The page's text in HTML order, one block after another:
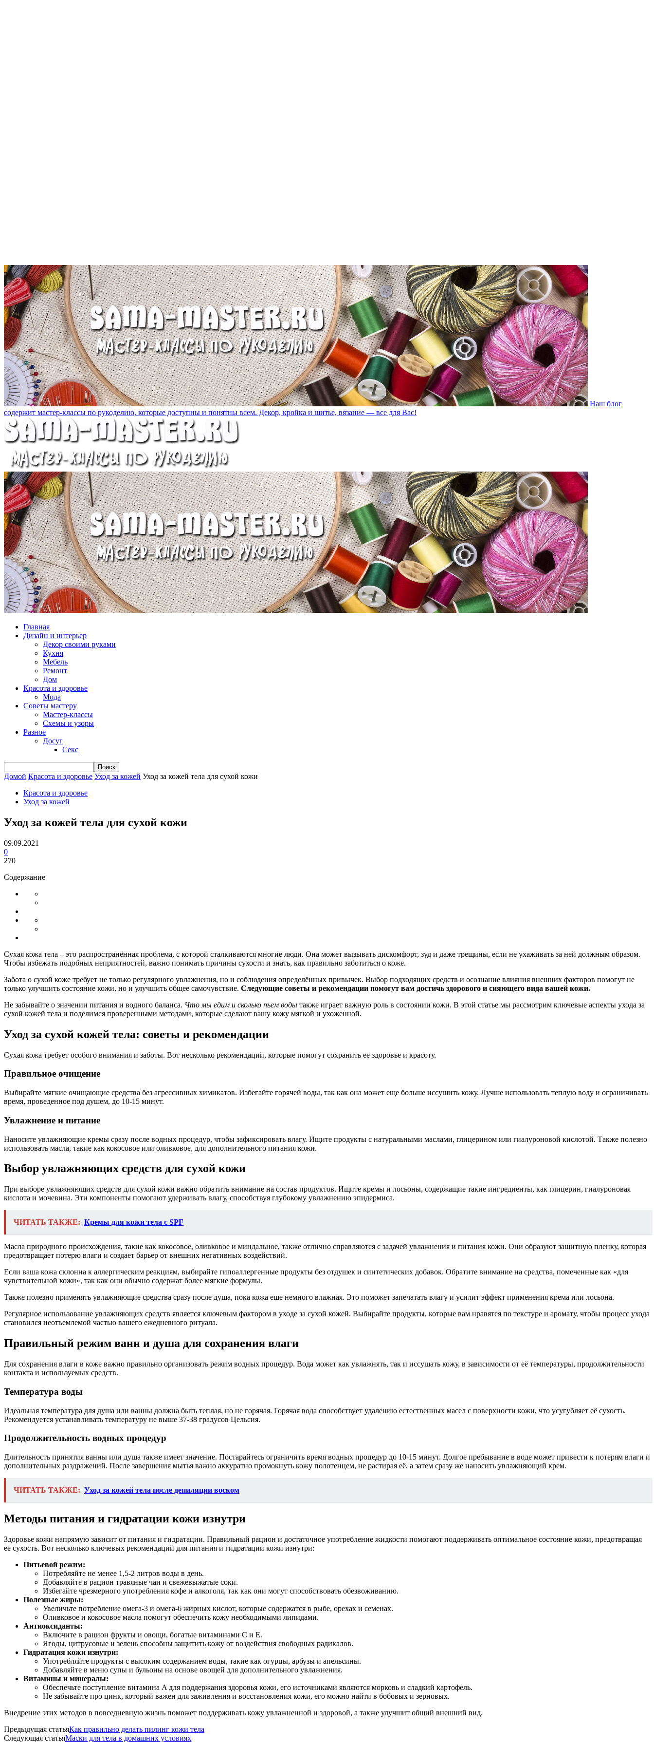
Наш блог
содержит мастер-классы по рукоделию, которые доступны и понятны всем. Декор, кройка и шитье, вязание — все для Вас!
Главная
Дизайн и интерьер
Декор своими руками
Кухня
Мебель
Ремонт
Дом
Красота и здоровье
Мода
Советы мастеру
Мастер-классы
Схемы и узоры
Разное
Досуг
Секс
Домой Красота и здоровье Уход за кожей Уход за кожей тела для сухой кожи
Красота и здоровье
Уход за кожей
Уход за кожей тела для сухой кожи
09.09.2021
0
270
Содержание
Сухая кожа тела – это распространённая проблема, с которой сталкиваются многие люди. Она может вызывать дискомфорт, зуд и даже трещины, если не ухаживать за ней должным образом.
Чтобы избежать подобных неприятностей, важно понимать причины сухости и знать, как правильно заботиться о коже.
Забота о сухой коже требует не только регулярного увлажнения, но и соблюдения определённых привычек. Выбор подходящих средств и осознание влияния внешних факторов помогут не
только улучшить состояние кожи, но и улучшить общее самочувствие. Следующие советы и рекомендации помогут вам достичь здорового и сияющего вида вашей кожи.
Не забывайте о значении питания и водного баланса. Что мы едим и сколько пьем воды также играет важную роль в состоянии кожи. В этой статье мы рассмотрим ключевые аспекты ухода за
сухой кожей тела и поделимся проверенными методами, которые сделают вашу кожу мягкой и ухоженной.
Уход за сухой кожей тела: советы и рекомендации
Сухая кожа требует особого внимания и заботы. Вот несколько рекомендаций, которые помогут сохранить ее здоровье и красоту.
Правильное очищение
Выбирайте мягкие очищающие средства без агрессивных химикатов. Избегайте горячей воды, так как она может еще больше иссушить кожу. Лучше использовать теплую воду и ограничивать
время, проведенное под душем, до 10-15 минут.
Увлажнение и питание
Наносите увлажняющие кремы сразу после водных процедур, чтобы зафиксировать влагу. Ищите продукты с натуральными маслами, глицерином или гиалуроновой кислотой. Также полезно
использовать масла, такие как кокосовое или оливковое, для дополнительного питания кожи.
Выбор увлажняющих средств для сухой кожи
При выборе увлажняющих средств для сухой кожи важно обратить внимание на состав продуктов. Ищите кремы и лосьоны, содержащие такие ингредиенты, как глицерин, гиалуроновая
кислота и мочевина. Эти компоненты помогают удерживать влагу, способствуя глубокому увлажнению эпидермиса.
ЧИТАТЬ ТАКЖЕ: Кремы для кожи тела с SPF
Масла природного происхождения, такие как кокосовое, оливковое и миндальное, также отлично справляются с задачей увлажнения и питания кожи. Они образуют защитную пленку, которая
предотвращает потерю влаги и создает барьер от внешних негативных воздействий.
Если ваша кожа склонна к аллергическим реакциям, выбирайте гипоаллергенные продукты без отдушек и синтетических добавок. Обратите внимание на средства, помеченные как «для
чувствительной кожи», так как они обычно содержат более мягкие формулы.
Также полезно применять увлажняющие средства сразу после душа, пока кожа еще немного влажная. Это поможет запечатать влагу и усилит эффект применения крема или лосьона.
Регулярное использование увлажняющих средств является ключевым фактором в уходе за сухой кожей. Выбирайте продукты, которые вам нравятся по текстуре и аромату, чтобы процесс ухода
становился неотъемлемой частью вашего ежедневного ритуала.
Правильный режим ванн и душа для сохранения влаги
Для сохранения влаги в коже важно правильно организовать режим водных процедур. Вода может как увлажнять, так и иссушать кожу, в зависимости от её температуры, продолжительности
контакта и используемых средств.
Температура воды
Идеальная температура для душа или ванны должна быть теплая, но не горячая. Горячая вода способствует удалению естественных масел с поверхности кожи, что усугубляет её сухость.
Рекомендуется устанавливать температуру не выше 37-38 градусов Цельсия.
Продолжительность водных процедур
Длительность принятия ванны или душа также имеет значение. Постарайтесь ограничить время водных процедур до 10-15 минут. Долгое пребывание в воде может привести к потерям влаги и
дополнительных раздражений. После завершения мытья важно аккуратно промокнуть кожу полотенцем, не растирая её, а затем сразу же наносить увлажняющий крем.
ЧИТАТЬ ТАКЖЕ: Уход за кожей тела после депиляции воском
Методы питания и гидратации кожи изнутри
Здоровье кожи напрямую зависит от питания и гидратации. Правильный рацион и достаточное употребление жидкости помогают поддерживать оптимальное состояние кожи, предотвращая
ее сухость. Вот несколько ключевых рекомендаций для питания и гидратации кожи изнутри:
Питьевой режим:
Потребляйте не менее 1,5-2 литров воды в день.
Добавляйте в рацион травяные чаи и свежевыжатые соки.
Избегайте чрезмерного употребления кофе и алкоголя, так как они могут способствовать обезвоживанию.
Полезные жиры:
Увеличьте потребление омега-3 и омега-6 жирных кислот, которые содержатся в рыбе, орехах и семенах.
Оливковое и кокосовое масла помогут обеспечить кожу необходимыми липидами.
Антиоксиданты:
Включите в рацион фрукты и овощи, богатые витаминами C и E.
Ягоды, цитрусовые и зелень способны защитить кожу от воздействия свободных радикалов.
Гидратация кожи изнутри:
Употребляйте продукты с высоким содержанием воды, такие как огурцы, арбузы и апельсины.
Добавляйте в меню супы и бульоны на основе овощей для дополнительного увлажнения.
Витамины и минералы:
Обеспечьте поступление витамина A для поддержания здоровья кожи, его источниками являются морковь и сладкий картофель.
Не забывайте про цинк, который важен для заживления и восстановления кожи, его можно найти в бобовых и зерновых.
Внедрение этих методов в повседневную жизнь поможет поддерживать кожу увлажненной и здоровой, а также улучшит общий внешний вид.
Предыдущая статьяКак правильно делать пилинг кожи тела
Следующая статьяМаски для тела в домашних условиях